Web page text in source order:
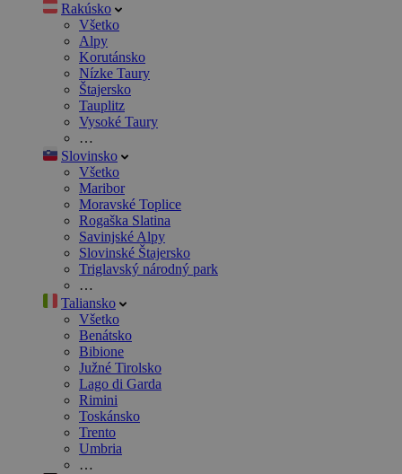
Rakúsko
Všetko
Alpy
Korutánsko
Nízke Taury
Štajersko
Tauplitz
Vysoké Taury
…
Slovinsko
Všetko
Maribor
Moravské Toplice
Rogaška Slatina
Savinjské Alpy
Slovinské Štajersko
Triglavský národný park
…
Taliansko
Všetko
Benátsko
Bibione
Južné Tirolsko
Lago di Garda
Rimini
Toskánsko
Trento
Umbria
…